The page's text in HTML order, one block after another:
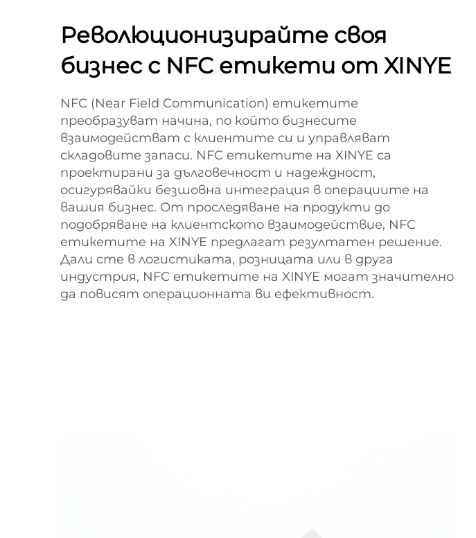
Революционизирайте своя
бизнес с NFC етикети от XINYE
NFC (Near Field Communication) етикетите
преобразуват начина, по който бизнесите
взаимодействат с клиентите си и управляват
складовите запаси. NFC етикетите на XINYE са
проектирани за дълговечност и надеждност,
осигурявайки безшовна интеграция в операциите на
вашия бизнес. От проследяване на продукти до
подобряване на клиентското взаимодействие, NFC
етикетите на XINYE предлагат резултатен решение.
Дали сте в логистиката, розницата или в друга
индустрия, NFC етикетите на XINYE могат значително
да повисят операционната ви ефективност.